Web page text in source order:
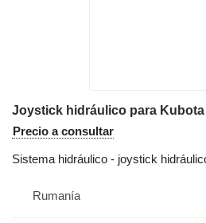
Joystick hidráulico para
Precio a consultar
Sistema hidráulico - joystick
Rumanía